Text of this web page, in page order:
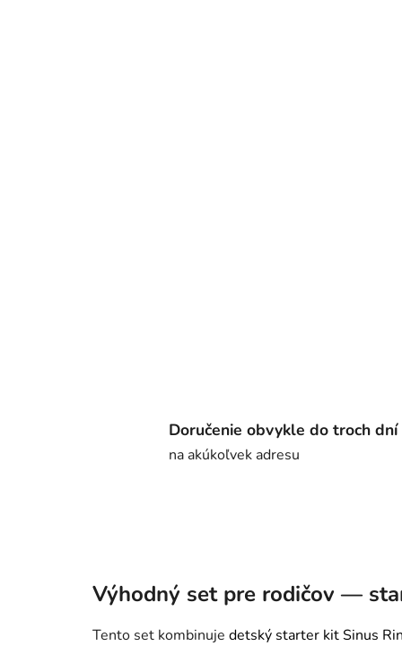
Doručenie obvykle do troch dní
na akúkoľvek adresu
Výhodný set pre rodičov —
Tento set kombinuje detský starter kit Sinus